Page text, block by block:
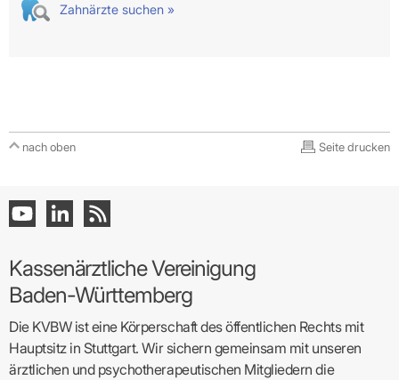
Zahnärzte suchen »
nach oben Seite drucken
Kassenärztliche Vereinigung
Baden-Württemberg
Die KVBW ist eine Körperschaft des öffentlichen Rechts mit
Hauptsitz in Stuttgart. Wir sichern gemeinsam mit unseren
ärztlichen und psychotherapeutischen Mitgliedern die